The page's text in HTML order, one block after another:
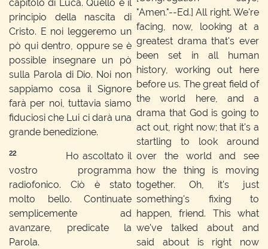
capitolo di Luca. Quello è il
principio della nascita di
Cristo. E noi leggeremo un
pò qui dentro, oppure se è
possible insegnare un pò
sulla Parola di Dio. Noi non
sappiamo cosa il Signore
farà per noi, tuttavia siamo
fiduciosi che Lui ci darà una
grande benedizione.
22Ho ascoltato il
vostro programma
radiofonico. Ciò è stato
molto bello. Continuate
semplicemente ad
avanzare, predicate la
Parola.
"Amen."--Ed.] All right. We're
facing, now, looking at a
greatest drama that's ever
been set in all human
history, working out here
before us. The great field of
the world here, and a
drama that God is going to
act out, right now; that it's a
startling to look around
over the world and see
how the thing is moving
together. Oh, it's just
something's fixing to
happen, friend. This what
we've talked about and
said about is right now